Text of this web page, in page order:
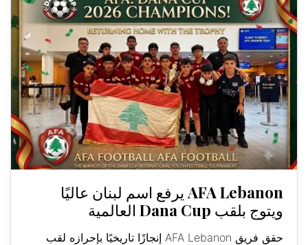
AFA Lebanon يرفع اسم لبنان عاليًا
ويتوج بلقب Dana Cup العالمية
حقق فريق AFA Lebanon إنجازًا تاريخيًا بإحرازه لقب